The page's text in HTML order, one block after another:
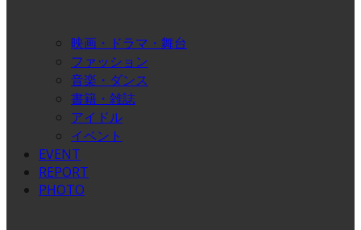
映画・ドラマ・舞台
ファッション
音楽・ダンス
書籍・雑誌
アイドル
イベント
EVENT
REPORT
PHOTO